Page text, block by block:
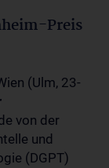
Preis
(Ulm, 23-
von der
und
(DGPT)